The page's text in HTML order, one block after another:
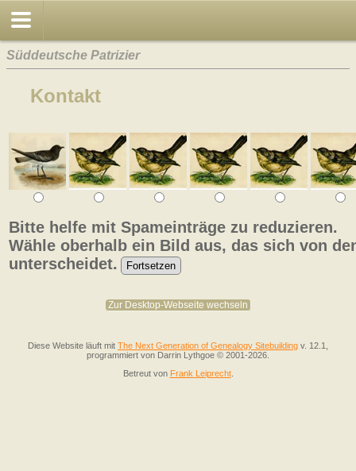
Süddeutsche Patrizier
Kontakt
Bitte helfe mit Spameinträge zu reduzieren.
Wähle oberhalb ein Bild aus, das sich von
unterscheidet.
Zur Desktop-Webseite wechseln
Diese Website läuft mit The Next Generation of Genealogy Sitebuilding v. 12.1,
programmiert von Darrin Lythgoe © 2001-2026.
Betreut von Frank Leiprecht.